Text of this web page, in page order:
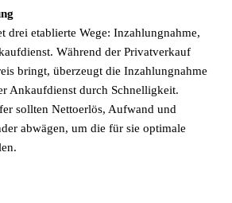
drei etablierte Wege: Inzahlungnahme,
Während der Privatverkauf
bringt, überzeugt die Inzahlungnahme
Ankaufdienst durch Schnelligkeit.
sollten Nettoerlös, Aufwand und
abwägen, um die für sie optimale